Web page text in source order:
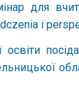
для
i